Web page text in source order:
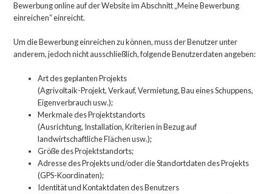
Bewerbung online auf der Website im Abschnitt „Meine Bewerbung
einreichen“ einreicht.
Um die Bewerbung einreichen zu können, muss der Benutzer unter
anderem, jedoch nicht ausschließlich, folgende Benutzerdaten angeben:
Art des geplanten Projekts
(Agrivoltaik-Projekt, Verkauf, Vermietung, Bau eines Schuppens,
Eigenverbrauch usw.);
Merkmale des Projektstandorts
(Ausrichtung, Installation, Kriterien in Bezug auf
landwirtschaftliche Flächen usw.);
Größe des Projektstandorts;
Adresse des Projekts und/oder die Standortdaten des Projekts
(GPS-Koordinaten);
Identität und Kontaktdaten des Benutzers